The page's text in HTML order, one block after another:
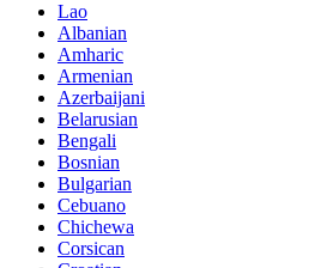
Lao
Albanian
Amharic
Armenian
Azerbaijani
Belarusian
Bengali
Bosnian
Bulgarian
Cebuano
Chichewa
Corsican